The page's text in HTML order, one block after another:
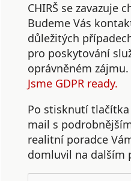
CHIRŠ se zavazuje
Budeme Vás
důležitých
pro poskytování
oprávněném zájmu.
Jsme GDPR ready.
Po stisknutí tlačítka
mail s
realitní poradce
domluvil na dalším